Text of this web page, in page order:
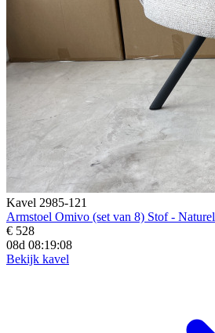
Kavel 2985-121
Armstoel Omivo (set van 8) Stof - Naturel
€ 528
08d 08:19:07
Bekijk kavel